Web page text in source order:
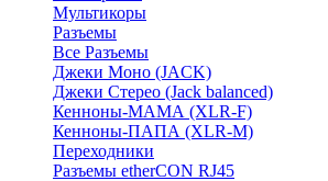
Мультикоры
Разъемы
Все Разъемы
Джеки Моно (JACK)
Джеки Стерео (Jack balanced)
Кенноны-МАМА (XLR-F)
Кенноны-ПАПА (XLR-M)
Переходники
Разъемы etherCON RJ45